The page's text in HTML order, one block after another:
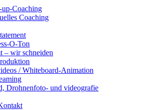
Coaching
Coaching
O-Ton
– wir schneiden
/ Whiteboard-Animation
Drohnenfoto- und videografie